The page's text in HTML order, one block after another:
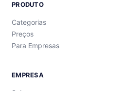
PRODUTO
Categorias
Preços
Para Empresas
EMPRESA